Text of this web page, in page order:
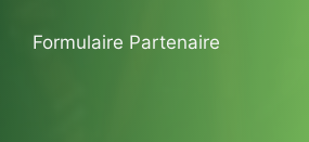
Formulaire Partenaire